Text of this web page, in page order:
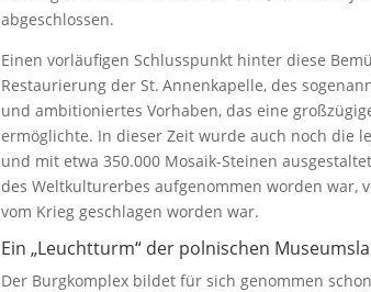
abgeschlossen.
Einen vorläufigen Schlusspunkt hinter diese
Restaurierung der St. Annenkapelle, des
und ambitioniertes Vorhaben, das eine
ermöglichte. In dieser Zeit wurde auch noch die
und mit etwa 350.000 Mosaik-Steinen
des Weltkulturerbes aufgenommen worden war,
vom Krieg geschlagen worden war.
Ein „Leuchtturm“ der polnischen
Der Burgkomplex bildet für sich genommen